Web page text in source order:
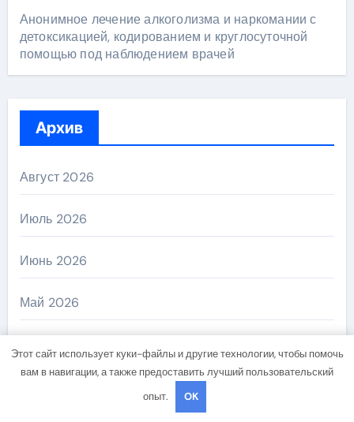
Анонимное лечение алкоголизма и наркомании с
детоксикацией, кодированием и круглосуточной
помощью под наблюдением врачей
Архив
Август 2026
Июль 2026
Июнь 2026
Май 2026
Этот сайт использует куки-файлы и другие технологии, чтобы помочь
вам в навигации, а также предоставить лучший пользовательский
опыт.
OK